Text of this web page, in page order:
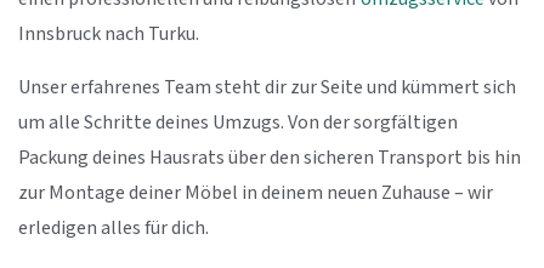
Innsbruck nach Turku.
Unser erfahrenes Team steht dir zur Seite und kümmert sich
um alle Schritte deines Umzugs. Von der sorgfältigen
Packung deines Hausrats über den sicheren Transport bis hin
zur Montage deiner Möbel in deinem neuen Zuhause – wir
erledigen alles für dich.